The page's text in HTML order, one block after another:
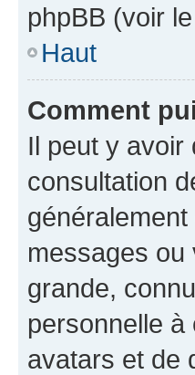
phpBB (voir
Haut
Comment
Il peut y avoir
consultation
messages ou
grande,
personnelle à
avatars et de